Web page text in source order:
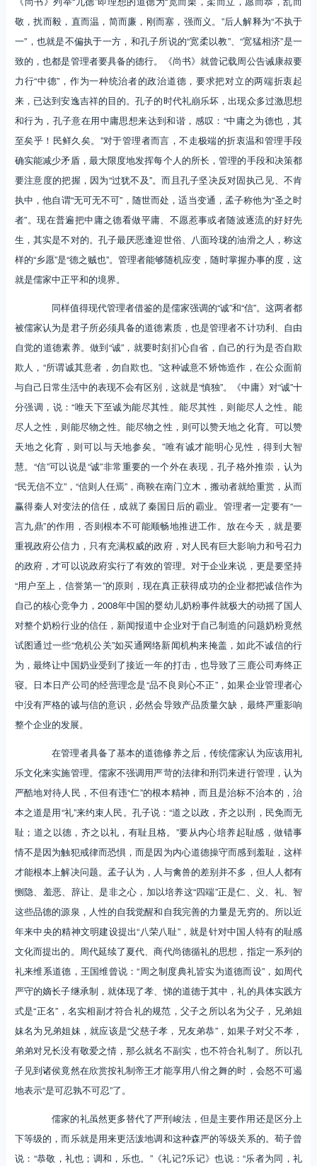
敬，扰而毅，直而温，简而廉，刚而塞，强而义。”后人解释为“不执于
一”，也就是不偏执于一方，和孔子所说的“宽柔以教”、“宽猛相济”是一
致的，也都是管理者要具备的德行。《尚书》就曾记载周公告诫康叔要
力行“中德”，作为一种统治者的政治道德，要求把对立的两端折衷起
来，已达到安逸吉祥的目的。孔子的时代礼崩乐坏，出现众多过激思想
和行为，孔子意在用中庸思想来达到和谐，感叹：“中庸之为德也，其
至矣乎！民鲜久矣。”对于管理者而言，不走极端的折衷温和管理手段
确实能减少矛盾，最大限度地发挥每个人的所长，管理的手段和决策都
要注意度的把握，因为“过犹不及”。而且孔子坚决反对固执己见、不肯
执中，他自谓“无可无不可”，随世而处，适当变通，孟子称他为“圣之时
者”。现在普遍把中庸之德看做平庸、不愿惹事或者随波逐流的好好先
生，其实是不对的。孔子最厌恶逢迎世俗、八面玲珑的油滑之人，称这
样的“乡愿”是“德之贼也”。管理者能够随机应变，随时掌握办事的度，这
就是儒家中正平和的境界。
同样值得现代管理者借鉴的是儒家强调的“诚”和“信”。这两者都
被儒家认为是君子所必须具备的道德素质，也是管理者不计功利、自由
自觉的道德素养。做到“诚”，就要时刻扪心自省，自己的行为是否自欺
欺人，“所谓诚其意者，勿自欺也。”这种诚意不矫饰造作，在公众面前
与自己日常生活中的表现不会有区别，这就是“慎独”。《中庸》对“诚”十
分强调，说：“唯天下至诚为能尽其性。能尽其性，则能尽人之性。能
尽人之性，则能尽物之性。能尽物之性，则可以赞天地之化育。可以赞
天地之化育，则可以与天地参矣。”唯有诚才能明心见性，得到大智
慧。“信”可以说是“诚”非常重要的一个外在表现，孔子格外推崇，认为
“民无信不立”，“信则人任焉”，商鞅在南门立木，搬动者就给重赏，从而
赢得秦人对变法的信任，成就了秦国日后的霸业。管理者一定要有“一
言九鼎”的作用，否则根本不可能顺畅地推进工作。放在今天，就是要
重视政府公信力，只有充满权威的政府，对人民有巨大影响力和号召力
的政府，才可以说政府实行了有效的管理。对于企业来说，更是要坚持
“用户至上，信誉第一”的原则，现在真正获得成功的企业都把诚信作为
自己的核心竞争力，2008年中国的婴幼儿奶粉事件就极大的动摇了国人
对整个奶粉行业的信任，新闻报道中企业对于自己制造的问题奶粉竟然
试图通过一些“危机公关”如买通网络新闻机构来掩盖，如此不诚信的行
为，最终让中国奶业受到了接近一年的打击，也导致了三鹿公司寿终正
寝。日本日产公司的经营理念是“品不良则心不正”，如果企业管理者心
中没有严格的诚与信的意识，必然会导致产品质量欠缺，最终严重影响
整个企业的发展。
在管理者具备了基本的道德修养之后，传统儒家认为应该用礼
乐文化来实施管理。儒家不强调用严苛的法律和刑罚来进行管理，认为
严酷地对待人民，不但有违“仁”的根本精神，而且是治标不治本的，治
本之道是用“礼”来约束人民。孔子说：“道之以政，齐之以刑，民免而无
耻；道之以德，齐之以礼，有耻且格。”要从内心培养起耻感，做错事
情不是因为触犯戒律而恐惧，而是因为内心道德操守而感到羞耻，这样
才能根本上解决问题。孟子认为，人与禽兽的差别并不多，但人人都有
恻隐、羞恶、辞让、是非之心，加以培养这“四端”正是仁、义、礼、智
这些品德的源泉，人性的自我觉醒和自我完善的力量是无穷的。所以近
年来中央的精神文明建设提出“八荣八耻”，就是针对中国人特有的耻感
文化而提出的。周代延续了夏代、商代尚德循礼的思想，指定一系列的
礼来维系道德，王国维曾说：“周之制度典礼皆实为道德而设”，如周代
严守的嫡长子继承制，就体现了孝、悌的道德于其中，礼的具体实践方
式是“正名”，名实相副才符合礼的规范，父子之所以名为父子，兄弟姐
妹名为兄弟姐妹，就应该是“父慈子孝，兄友弟恭”，如果子对父不孝，
弟弟对兄长没有敬爱之情，那么就名不副实，也不符合礼制了。所以孔
子见到诸侯竟然在欣赏按礼制帝王才能享用八佾之舞的时，会怒不可遏
地表示“是可忍孰不可忍”了。
儒家的礼虽然更多替代了严刑峻法，但是主要作用还是区分上
下等级的，而乐就是用来更活泼地调和这种森严的等级关系的。荀子曾
说：“恭敬，礼也；调和，乐也。”《礼记?乐记》也说：“乐者为同，礼